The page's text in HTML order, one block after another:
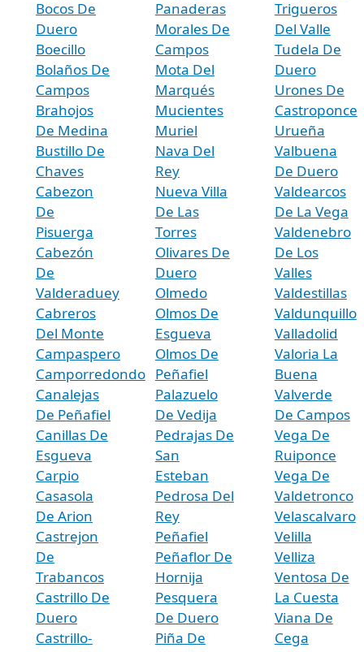
Bocos De
Duero
Boecillo
Bolaños De
Campos
Brahojos
De Medina
Bustillo De
Chaves
Cabezon
De
Pisuerga
Cabezón
De
Valderaduey
Cabreros
Del Monte
Campaspero
Camporredondo
Canalejas
De Peñafiel
Canillas De
Esgueva
Carpio
Casasola
De Arion
Castrejon
De
Trabancos
Castrillo De
Duero
Castrillo-
Panaderas
Morales De
Campos
Mota Del
Marqués
Mucientes
Muriel
Nava Del
Rey
Nueva Villa
De Las
Torres
Olivares De
Duero
Olmedo
Olmos De
Esgueva
Olmos De
Peñafiel
Palazuelo
De Vedija
Pedrajas De
San
Esteban
Pedrosa Del
Rey
Peñafiel
Peñaflor De
Hornija
Pesquera
De Duero
Piña De
Trigueros
Del Valle
Tudela De
Duero
Urones De
Castroponce
Urueña
Valbuena
De Duero
Valdearcos
De La Vega
Valdenebro
De Los
Valles
Valdestillas
Valdunquillo
Valladolid
Valoria La
Buena
Valverde
De Campos
Vega De
Ruiponce
Vega De
Valdetronco
Velascalvaro
Velilla
Velliza
Ventosa De
La Cuesta
Viana De
Cega